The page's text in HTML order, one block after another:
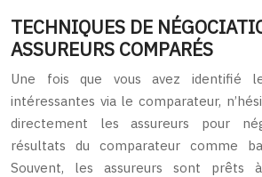
TECHNIQUES DE
ASSUREURS COMPARÉS
Une fois que vous avez identifié
intéressantes via le comparateur,
directement les assureurs pour
résultats du comparateur comme
Souvent, les assureurs sont prêts